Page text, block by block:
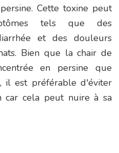
Cette toxine peut
tels que des
et des douleurs
Bien que la chair de
en persine que
il est préférable d'éviter
cela peut nuire à sa